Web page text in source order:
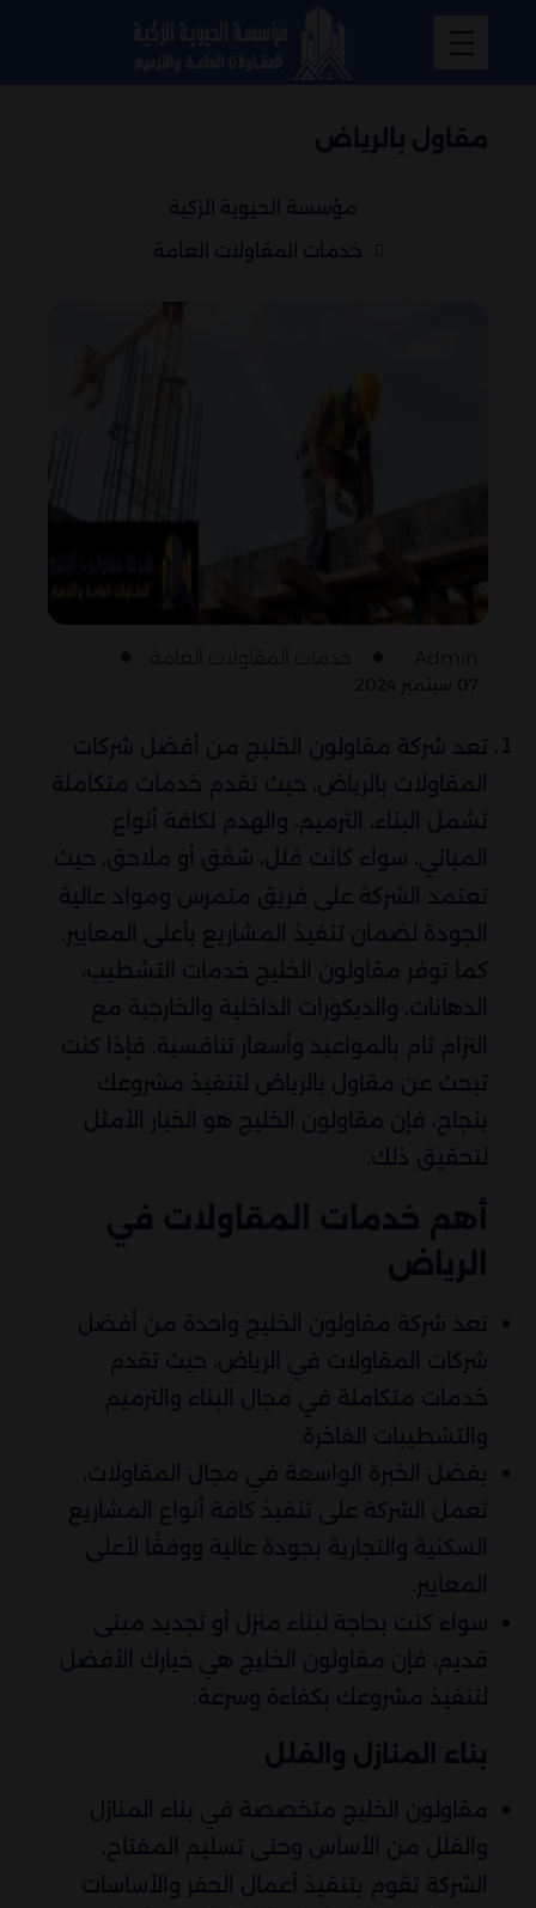
مقاول بالرياض
مؤسسة الحيوية الزكية
خدمات المقاولات العامة
تعد شركة مقاولون الخليج من أفضل شركات
المقاولات بالرياض، حيث تقدم خدمات متكاملة
تشمل البناء، الترميم، والهدم لكافة أنواع
المباني، سواء كانت فلل، شقق أو ملاحق. حيث
تعتمد الشركة على فريق متمرس ومواد عالية
الجودة لضمان تنفيذ المشاريع بأعلى المعايير.
كما توفر مقاولون الخليج خدمات التشطيب،
الدهانات، والديكورات الداخلية والخارجية مع
التزام تام بالمواعيد وأسعار تنافسية. فإذا كنت
تبحث عن مقاول بالرياض لتنفيذ مشروعك
بنجاح، فإن مقاولون الخليج هو الخيار الأمثل
لتحقيق ذلك.
أهم خدمات المقاولات في
الرياض
تعد شركة مقاولون الخليج واحدة من أفضل
شركات المقاولات في الرياض، حيث تقدم
خدمات متكاملة في مجال البناء والترميم
والتشطيبات الفاخرة.
بفضل الخبرة الواسعة في مجال المقاولات،
تعمل الشركة على تنفيذ كافة أنواع المشاريع
السكنية والتجارية بجودة عالية ووفقًا لأعلى
المعايير.
سواء كنت بحاجة لبناء منزل أو تجديد مبنى
قديم، فإن مقاولون الخليج هي خيارك الأفضل
لتنفيذ مشروعك بكفاءة وسرعة.
بناء المنازل والفلل
مقاولون الخليج متخصصة في بناء المنازل
والفلل من الأساس وحتى تسليم المفتاح.
الشركة تقوم بتنفيذ أعمال الحفر والأساسات